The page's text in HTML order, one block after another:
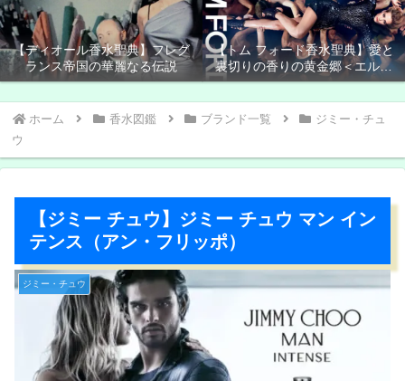
【ディオール香水聖典】フレグ
ランス帝国の華麗なる伝説
【トム フォード香水聖典】愛と
裏切りの香りの黄金郷＜エルド
ラド＞
ホーム 香水図鑑 ブランド一覧
ジミー・チュ
ウ
【ジミー チュウ】ジミー チュウ マン イン
テンス（アン・フリッポ）
ジミー・チュウ